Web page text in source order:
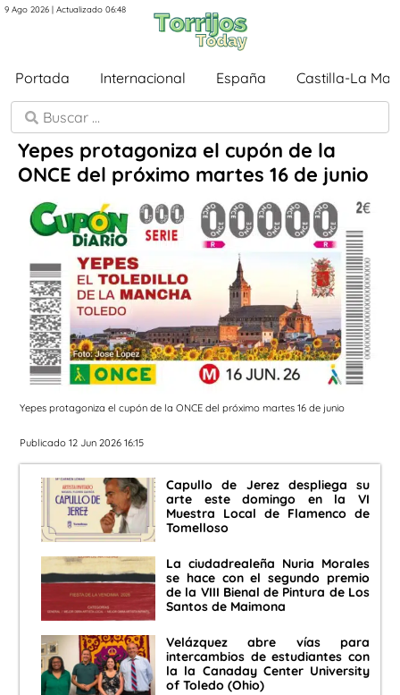
9 Ago 2026 | Actualizado 06:48
Portada Internacional España Castilla-La
Yepes protagoniza el cupón de la
ONCE del próximo martes 16 de junio
Yepes protagoniza el cupón de la ONCE del próximo martes 16 de junio
Publicado 12 Jun 2026 16:15
Capullo de Jerez despliega su
arte este domingo en la VI
Muestra Local de Flamenco de
Tomelloso
La ciudadrealeña Nuria Morales
se hace con el segundo premio
de la VIII Bienal de Pintura de Los
Santos de Maimona
Velázquez abre vías para
intercambios de estudiantes con
la la Canaday Center University
of Toledo (Ohio)